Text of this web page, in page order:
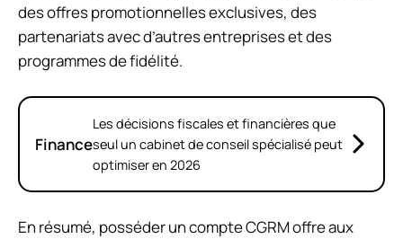
des offres promotionnelles exclusives, des
partenariats avec d’autres entreprises et des
programmes de fidélité.
Finance
Les décisions fiscales et financières que
seul un cabinet de conseil spécialisé peut
optimiser en 2026
En résumé, posséder un compte CGRM offre aux